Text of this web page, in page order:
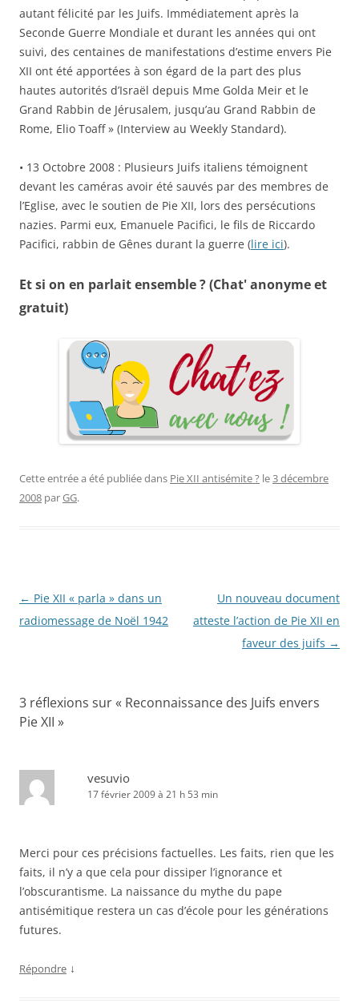
autant félicité par les Juifs. Immédiatement après la
Seconde Guerre Mondiale et durant les années qui ont
suivi, des centaines de manifestations d’estime envers Pie
XII ont été apportées à son égard de la part des plus
hautes autorités d’Israël depuis Mme Golda Meir et le
Grand Rabbin de Jérusalem, jusqu’au Grand Rabbin de
Rome, Elio Toaff » (Interview au Weekly Standard).
• 13 Octobre 2008 : Plusieurs Juifs italiens témoignent
devant les caméras avoir été sauvés par des membres de
l’Eglise, avec le soutien de Pie XII, lors des persécutions
nazies. Parmi eux, Emanuele Pacifici, le fils de Riccardo
Pacifici, rabbin de Gênes durant la guerre (lire ici).
Et si on en parlait ensemble ? (Chat' anonyme et
gratuit)
Cette entrée a été publiée dans Pie XII antisémite ? le3 décembre
2008 parGG.
Navigation
des
← Pie XII « parla » dans un
radiomessage de Noël 1942
Un nouveau document
atteste l’action de Pie XII en
faveur des juifs →
3 réflexions sur « Reconnaissance des Juifs envers
Pie XII »
vesuvio
17 février 2009 à 21 h 53 min
Merci pour ces précisions factuelles. Les faits, rien que les
faits, il n’y a que cela pour dissiper l’ignorance et
l’obscurantisme. La naissance du mythe du pape
antisémitique restera un cas d’école pour les générations
futures.
Répondre ↓